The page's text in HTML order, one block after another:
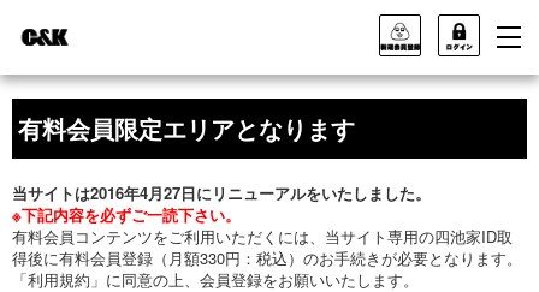
有料会員限定エリアとなります
当サイトは2016年4月27日にリニューアルをいたしました。
※下記内容を必ずご一読下さい。
有料会員コンテンツをご利用いただくには、当サイト専用の四池家ID取
得後に有料会員登録（月額330円：税込）のお手続きが必要となります。
「利用規約」に同意の上、会員登録をお願いいたします。